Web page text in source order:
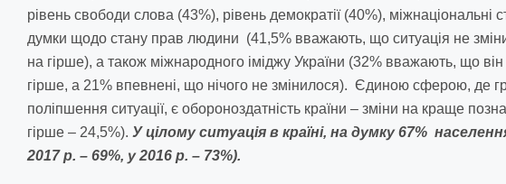
рівень свободи слова (43%), рівень демократії (40%), міжнаціональні
думки щодо стану прав людини (41,5% вважають, що ситуація не
на гірше), а також міжнародного іміджу України (32% вважають, що
гірше, а 21% впевнені, що нічого не змінилося). Єдиною сферою, де
поліпшення ситуації, є обороноздатність країни – зміни на краще
гірше – 24,5%). У цілому ситуація в країні, на думку 67%
2017 р. – 69%, у 2016 р. – 73%).